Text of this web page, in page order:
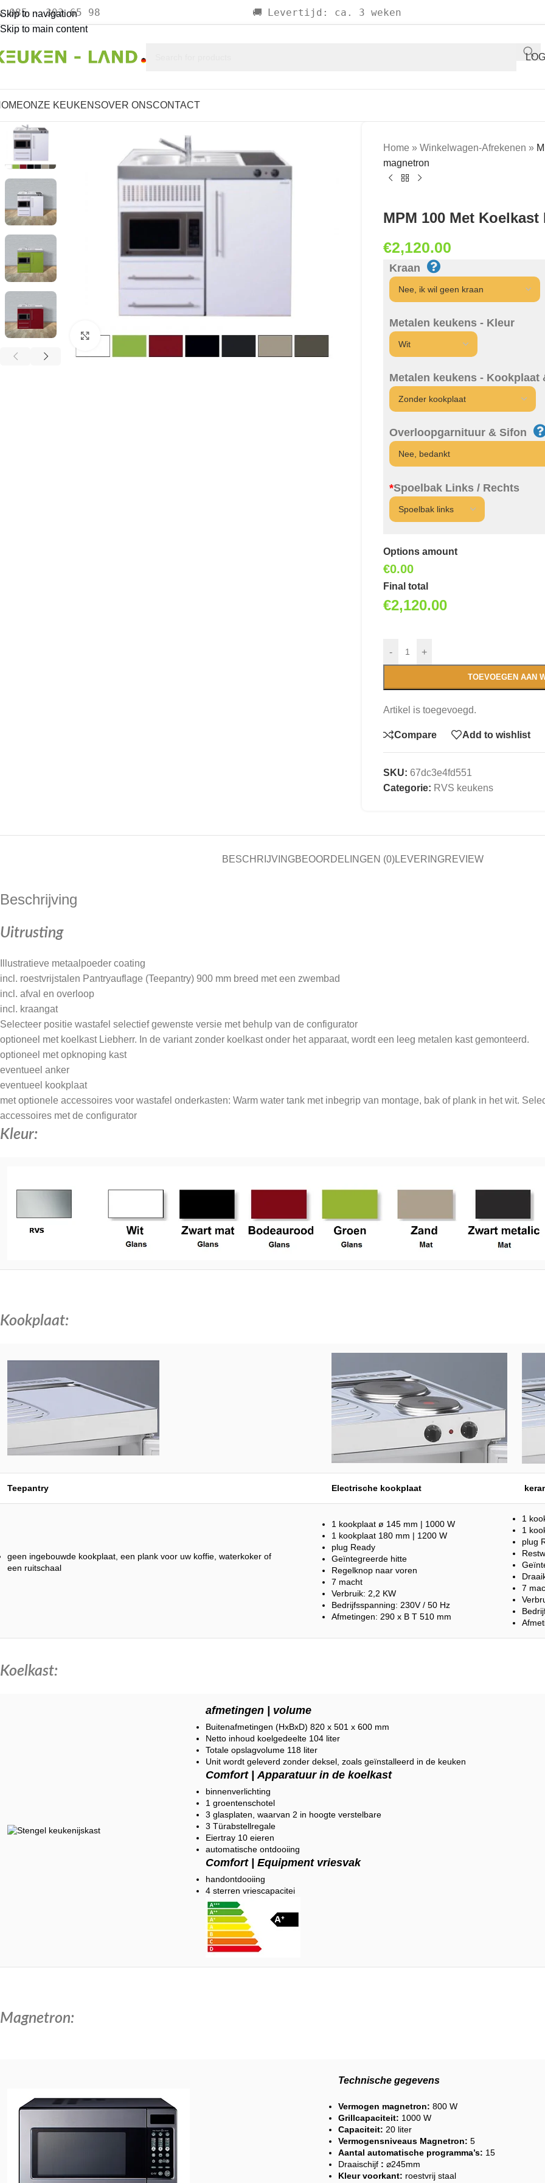
Skip to navigation
Skip to main content
085 - 303 65 98 🚚 Levertijd: ca. 3 weken
ONZE KEUKENSOVER ONSCONTACT
Click to enlarge
Home » Winkelwagen-Afrekenen »
magnetron
MPM 100 Met
€2,120.00
Kraan
Metalen keukens - Kleur
Metalen keukens - Kookplaat
Overloopgarnituur & Sifon
*Spoelbak Links / Rechts
Options amount
€0.00
Final total
€2,120.00
- +
TOEVOEGEN AAN
Artikel is toegevoegd.
Compare Add to wishlist
SKU: 67dc3e4fd551
Categorie: RVS keukens
BESCHRIJVINGBEOORDELINGEN (0)LEVERINGREVIEW
Beschrijving
Uitrusting
Illustratieve metaalpoeder coating
incl. roestvrijstalen Pantryauflage (Teepantry) 900 mm breed met een zwembad
incl. afval en overloop
incl. kraangat
Selecteer positie wastafel selectief gewenste versie met behulp van de configurator
optioneel met koelkast Liebherr. In de variant zonder koelkast onder het apparaat, wordt een leeg metalen kast gemonteerd.
optioneel met opknoping kast
eventueel anker
eventueel kookplaat
met optionele accessoires voor wastafel onderkasten: Warm water tank met inbegrip van montage, bak of plank in het wit.
accessoires met de configurator
Kleur:
Kookplaat:
Teepantry Electrische kookplaat
geen ingebouwde kookplaat, een plank voor uw koffie, waterkoker of
een ruitschaal
1 kookplaat ø 145 mm | 1000 W
1 kookplaat 180 mm | 1200 W
plug Ready
Geïntegreerde hitte
Regelknop naar voren
7 macht
Verbruik: 2,2 KW
Bedrijfsspanning: 230V / 50 Hz
Afmetingen: 290 x B T 510 mm
1
1
plug
7
Koelkast:
afmetingen | volume
Buitenafmetingen (HxBxD) 820 x 501 x 600 mm
Netto inhoud koelgedeelte 104 liter
Totale opslagvolume 118 liter
Unit wordt geleverd zonder deksel, zoals geïnstalleerd in de keuken
Comfort | Apparatuur in de koelkast
binnenverlichting
1 groentenschotel
3 glasplaten, waarvan 2 in hoogte verstelbare
3 Türabstellregale
Eiertray 10 eieren
automatische ontdooiing
Comfort | Equipment vriesvak
handontdooiing
4 sterren vriescapacitei
Magnetron:
Technische gegevens
Vermogen magnetron: 800 W
Grillcapaciteit: 1000 W
Capaciteit: 20 liter
Vermogensniveaus Magnetron: 5
Aantal automatische programma’s: 15
Draaischijf : ⌀245mm
Kleur voorkant: roestvrij staal